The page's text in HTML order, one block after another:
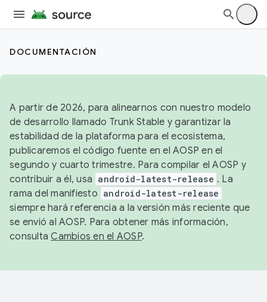
DOCUMENTACIÓN
A partir de 2026, para alinearnos con nuestro modelo
de desarrollo llamado Trunk Stable y garantizar la
estabilidad de la plataforma para el ecosistema,
publicaremos el código fuente en el AOSP en el
segundo y cuarto trimestre. Para compilar el AOSP y
contribuir a él, usa android-latest-release . La
rama del manifiesto android-latest-release
siempre hará referencia a la versión más reciente que
se envió al AOSP. Para obtener más información,
consultaCambios en el AOSP.